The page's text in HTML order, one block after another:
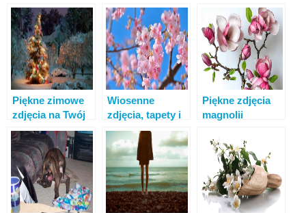
Piękne zimowe
zdjęcia na Twój
telefon
komórkowy. 99
zdjęć za darmo
Wiosenne
zdjęcia, tapety i
wygaszacze
ekranu dla
Twojego telefonu
Piękne zdjęcia
magnolii